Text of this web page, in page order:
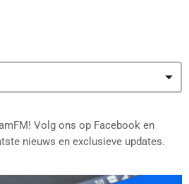
Volg ons op Facebook en
nieuws en exclusieve updates.